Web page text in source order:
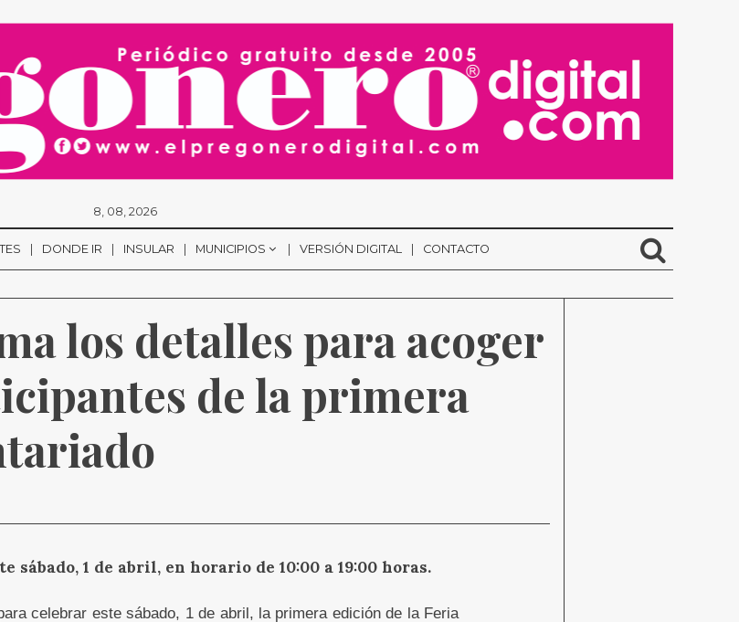
8, 08, 2026
DONDE IR INSULAR MUNICIPIOS VERSIÓN DIGITAL CONTACTO
los detalles para acoger
de la primera
sábado, 1 de abril, en horario de 10:00 a 19:00 horas.
celebrar este sábado, 1 de abril, la primera edición de la Feria